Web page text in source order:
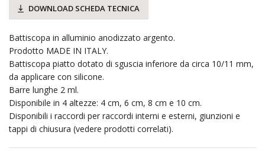
DOWNLOAD SCHEDA TECNICA
Battiscopa in alluminio anodizzato argento.
Prodotto MADE IN ITALY.
Battiscopa piatto dotato di sguscia inferiore da circa 10/11 mm,
da applicare con silicone.
Barre lunghe 2 ml.
Disponibile in 4 altezze: 4 cm, 6 cm, 8 cm e 10 cm.
Disponibili i raccordi per raccordi interni e esterni, giunzioni e
tappi di chiusura (vedere prodotti correlati).